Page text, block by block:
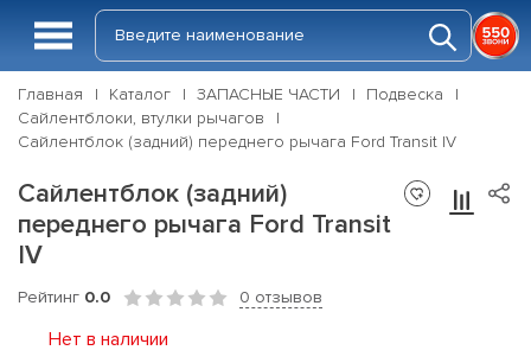
Главная Каталог ЗАПАСНЫЕ ЧАСТИ
Подвеска
Сайлентблоки, втулки рычагов
Сайлентблок (задний) переднего рычага Ford Transit IV
Сайлентблок (задний)
переднего рычага Ford Transit
IV
Рейтинг 0.0 0 отзывов
Нет в наличии